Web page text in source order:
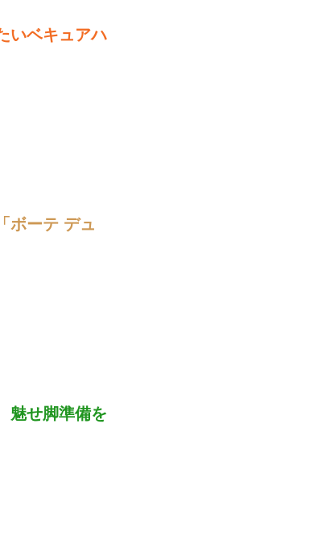
いベキュアハ
ボーテ デュ
魅せ脚準備を